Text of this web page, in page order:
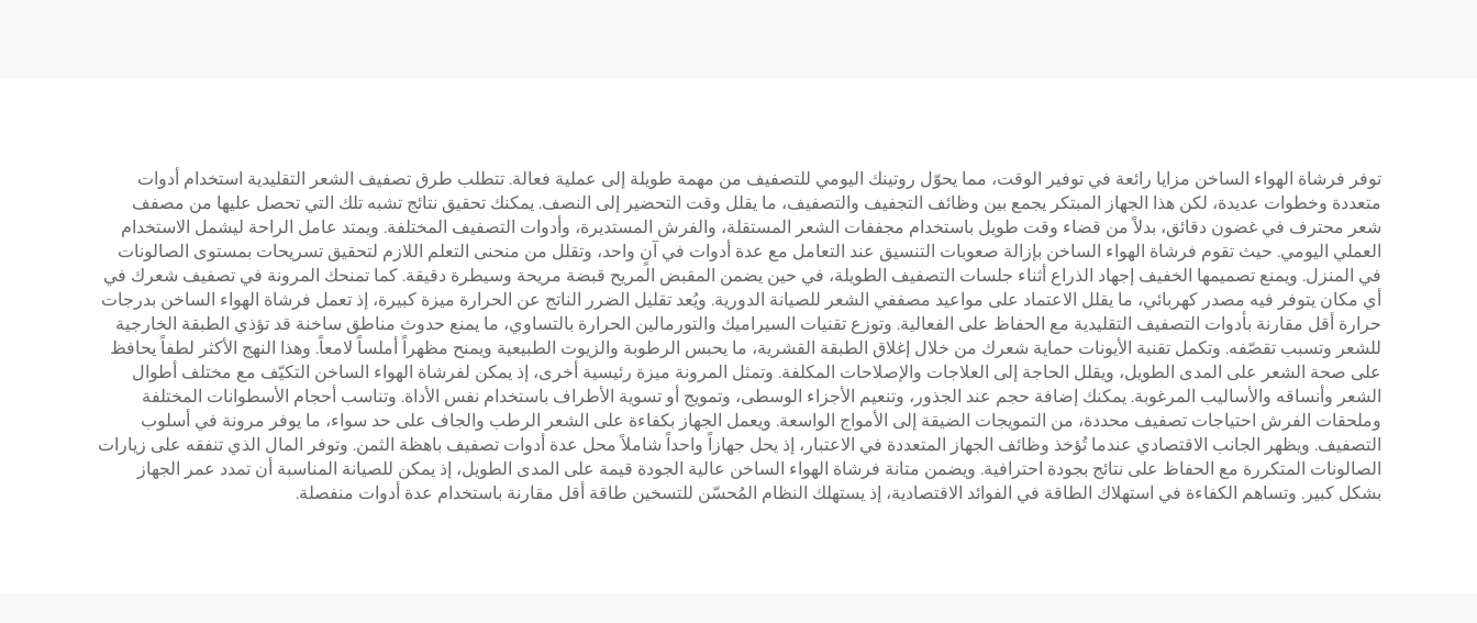
توفر فرشاة الهواء الساخن مزايا رائعة في توفير الوقت، مما يحوّل روتينك اليومي للتصفيف من مهمة طويلة إلى عملية فعالة. تتطلب طرق تصفيف الشعر التقليدية استخدام أدوات
متعددة وخطوات عديدة، لكن هذا الجهاز المبتكر يجمع بين وظائف التجفيف والتصفيف، ما يقلل وقت التحضير إلى النصف. يمكنك تحقيق نتائج تشبه تلك التي تحصل عليها من مصفف
شعر محترف في غضون دقائق، بدلاً من قضاء وقت طويل باستخدام مجففات الشعر المستقلة، والفرش المستديرة، وأدوات التصفيف المختلفة. ويمتد عامل الراحة ليشمل الاستخدام
العملي اليومي. حيث تقوم فرشاة الهواء الساخن بإزالة صعوبات التنسيق عند التعامل مع عدة أدوات في آنٍ واحد، وتقلل من منحنى التعلم اللازم لتحقيق تسريحات بمستوى الصالونات
في المنزل. ويمنع تصميمها الخفيف إجهاد الذراع أثناء جلسات التصفيف الطويلة، في حين يضمن المقبض المريح قبضة مريحة وسيطرة دقيقة. كما تمنحك المرونة في تصفيف شعرك في
أي مكان يتوفر فيه مصدر كهربائي، ما يقلل الاعتماد على مواعيد مصففي الشعر للصيانة الدورية. ويُعد تقليل الضرر الناتج عن الحرارة ميزة كبيرة، إذ تعمل فرشاة الهواء الساخن بدرجات
حرارة أقل مقارنة بأدوات التصفيف التقليدية مع الحفاظ على الفعالية. وتوزع تقنيات السيراميك والتورمالين الحرارة بالتساوي، ما يمنع حدوث مناطق ساخنة قد تؤذي الطبقة الخارجية
للشعر وتسبب تقصّفه. وتكمل تقنية الأيونات حماية شعرك من خلال إغلاق الطبقة القشرية، ما يحبس الرطوبة والزيوت الطبيعية ويمنح مظهراً أملساً لامعاً. وهذا النهج الأكثر لطفاً يحافظ
على صحة الشعر على المدى الطويل، ويقلل الحاجة إلى العلاجات والإصلاحات المكلفة. وتمثل المرونة ميزة رئيسية أخرى، إذ يمكن لفرشاة الهواء الساخن التكيّف مع مختلف أطوال
الشعر وأنساقه والأساليب المرغوبة. يمكنك إضافة حجم عند الجذور، وتنعيم الأجزاء الوسطى، وتمويج أو تسوية الأطراف باستخدام نفس الأداة. وتناسب أحجام الأسطوانات المختلفة
وملحقات الفرش احتياجات تصفيف محددة، من التمويجات الضيقة إلى الأمواج الواسعة. ويعمل الجهاز بكفاءة على الشعر الرطب والجاف على حد سواء، ما يوفر مرونة في أسلوب
التصفيف. ويظهر الجانب الاقتصادي عندما تُؤخذ وظائف الجهاز المتعددة في الاعتبار، إذ يحل جهازاً واحداً شاملاً محل عدة أدوات تصفيف باهظة الثمن. وتوفر المال الذي تنفقه على زيارات
الصالونات المتكررة مع الحفاظ على نتائج بجودة احترافية. ويضمن متانة فرشاة الهواء الساخن عالية الجودة قيمة على المدى الطويل، إذ يمكن للصيانة المناسبة أن تمدد عمر الجهاز
بشكل كبير. وتساهم الكفاءة في استهلاك الطاقة في الفوائد الاقتصادية، إذ يستهلك النظام المُحسّن للتسخين طاقة أقل مقارنة باستخدام عدة أدوات منفصلة.